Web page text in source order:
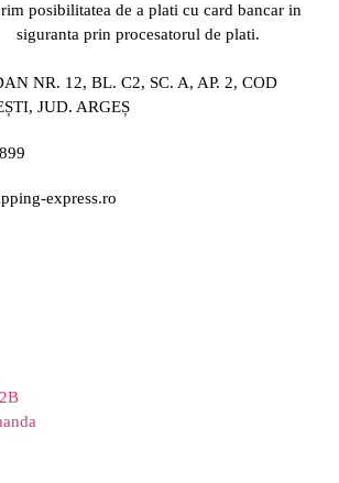
posibilitatea de a plati cu card bancar in
siguranta prin procesatorul de plati.
NR. 12, BL. C2, SC. A, AP. 2, COD
JUD. ARGEȘ
express.ro